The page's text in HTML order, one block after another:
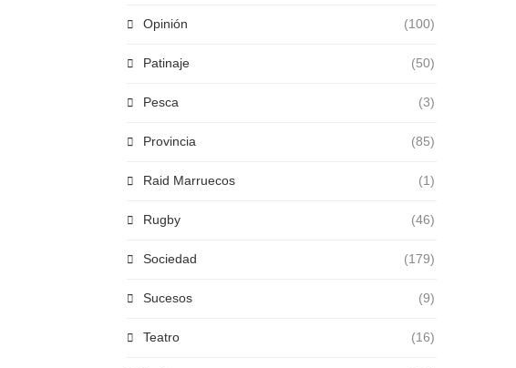
Opinión (100)
Patinaje (50)
Pesca (3)
Provincia (85)
Raid Marruecos (1)
Rugby (46)
Sociedad (179)
Sucesos (9)
Teatro (16)